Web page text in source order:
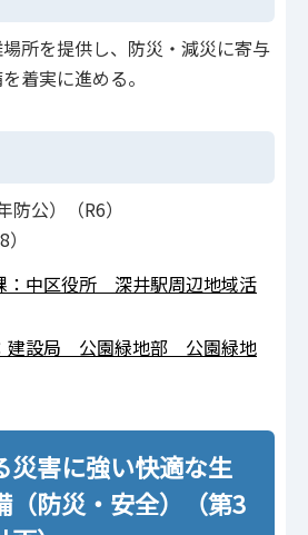
所を提供し、防災・減災に寄与
着実に進める。
防公）（R6）
：中区役所 深井駅周辺地域活
建設局 公園緑地部 公園緑地
災害に強い快適な生
（防災・安全）（第3